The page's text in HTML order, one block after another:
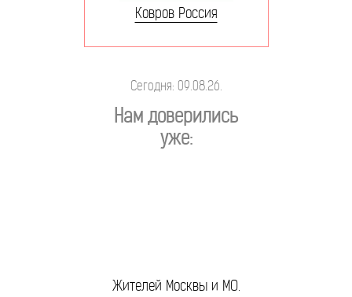
Ковров Россия
Сегодня: 09.08.26.
Нам доверились
уже:
Жителей Москвы и МО.